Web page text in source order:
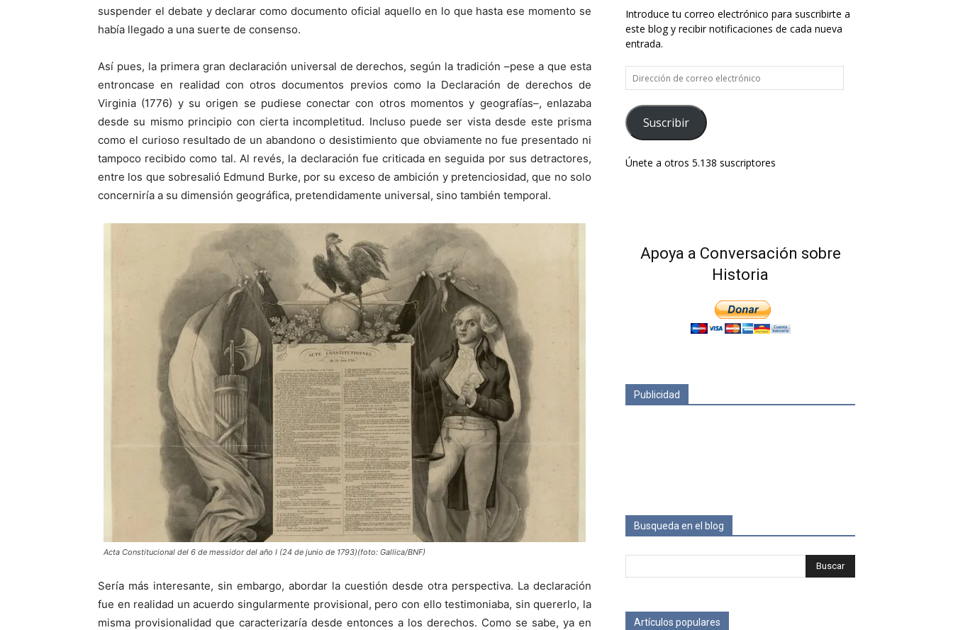
suspender el debate y declarar como documento oficial aquello en lo que hasta ese momento se
había llegado a una suerte de consenso.
Así pues, la primera gran declaración universal de derechos, según la tradición –pese a que esta
entroncase en realidad con otros documentos previos como la Declaración de derechos de
Virginia (1776) y su origen se pudiese conectar con otros momentos y geografías–, enlazaba
desde su mismo principio con cierta incompletitud. Incluso puede ser vista desde este prisma
como el curioso resultado de un abandono o desistimiento que obviamente no fue presentado ni
tampoco recibido como tal. Al revés, la declaración fue criticada en seguida por sus detractores,
entre los que sobresalió Edmund Burke, por su exceso de ambición y pretenciosidad, que no solo
concerniría a su dimensión geográfica, pretendidamente universal, sino también temporal.
Acta Constitucional del 6 de messidor del año I (24 de junio de 1793)(foto: Gallica/BNF)
Sería más interesante, sin embargo, abordar la cuestión desde otra perspectiva. La declaración
fue en realidad un acuerdo singularmente provisional, pero con ello testimoniaba, sin quererlo, la
misma provisionalidad que caracterizaría desde entonces a los derechos. Como se sabe, ya en
Introduce tu correo electrónico para suscribirte a
este blog y recibir notificaciones de cada nueva
entrada.
Dirección
de
correo
electrónico
Suscribir
Únete a otros 5.138 suscriptores
Apoya a Conversación sobre
Historia
Publicidad
Busqueda en el blog
Artículos populares